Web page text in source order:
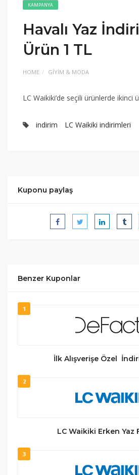
KAMPANYA
Havalı Yaz
Ürün 1 TL
HOME GIYIM & MODA
LC Waikiki’de seçili ürünlerde ikinci
indirim LC Waikiki indirimleri
Kuponu paylaş
Benzer Kuponlar
1
İlk Alışverişe Özel
2
LC Waikiki Erken Yaz
3